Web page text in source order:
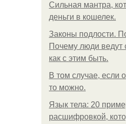
Сильная мантра,
деньги в кошелек.
Законы подлости.
Почему люди ведут
как с этим быть.
В том случае, если
то можно.
Язык тела: 20
расшифровкой,